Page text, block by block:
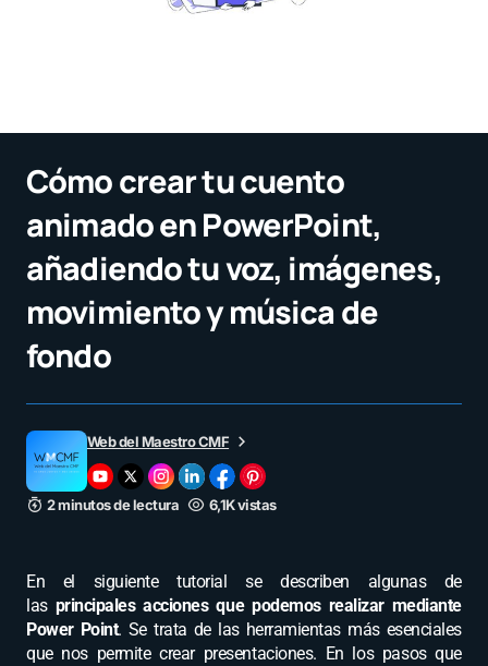
Cómo crear tu cuento
animado en PowerPoint,
añadiendo tu voz, imágenes,
movimiento y música de
fondo
Web del Maestro CMF
2 minutos de lectura 6,1K vistas
En el siguiente tutorial se describen algunas de
las principales acciones que podemos realizar mediante
Power Point. Se trata de las herramientas más esenciales
que nos permite crear presentaciones. En los pasos que